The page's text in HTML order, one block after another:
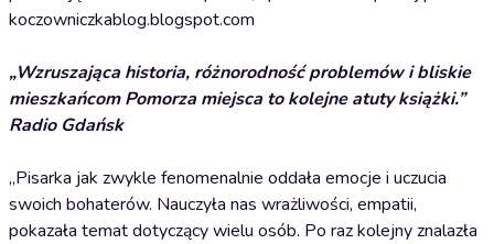
koczowniczkablog.blogspot.com
„Wzruszająca historia, różnorodność problemów i bliskie
mieszkańcom Pomorza miejsca to kolejne atuty książki.”
Radio Gdańsk
„Pisarka jak zwykle fenomenalnie oddała emocje i uczucia
swoich bohaterów. Nauczyła nas wrażliwości, empatii,
pokazała temat dotyczący wielu osób. Po raz kolejny znalazła